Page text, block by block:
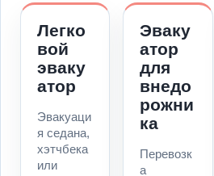
Легко
вой
эваку
атор
Эвакуаци
я седана,
хэтчбека
или
Эваку
атор
для
внедо
рожни
ка
Перевозк
а